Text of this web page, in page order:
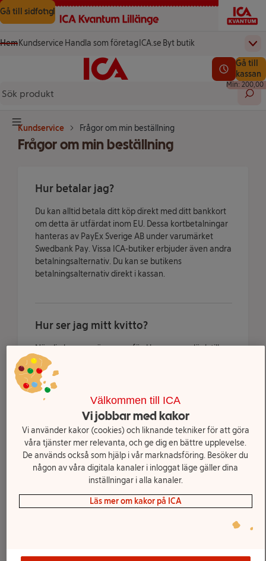
Gå till innehåll
Gå till sökning
Gå till sidfot
HemKundservice Handla som företag ICA.se
(öppnas i ett nytt fönster)
Byt butik
(öppnas i ett nytt fönster)
Startsida
Sök
Se lediga
Gå till
kassan
Totalt
0,00 kr
Min: 200,00
Knapp för huvudmeny
Kundservice Frågor om min beställning
Frågor om min beställning
Hur betalar jag?
Du kan alltid betala ditt köp direkt med ditt bankkort
om detta är utfärdat inom EU. Dessa kortbetalningar
hanteras av PayEx Sverige AB under varumärket
Swedbank Pay. Vissa ICA-butiker erbjuder även andra
betalningsalternativ. Du kan se butikens
betalningsalternativ direkt i kassan.
Hur ser jag mitt kvitto?
När din leverans är genomförd kommer en länk till
kvittot att skickas till din angivna mejladress.
Dubbelkolla gärna i din skräppost om du har fått
mejlet. Du kan även se kvittot på vår hemsida under
”Dina beställningar”.
Hur ser jag vilka varor som är slut eller
ersatta?
plocklista till din angivna mejladress. Där ser du vilka
Välkommen till ICA
Vi jobbar med kakor
Vi använder kakor (cookies) och liknande tekniker för att göra
våra tjänster mer relevanta, och ge dig en bättre upplevelse.
De används också som hjälp i vår marknadsföring. Besöker du
någon av våra digitala kanaler i inloggat läge gäller dina
inställningar i alla kanaler.
Läs mer om kakor på ICA